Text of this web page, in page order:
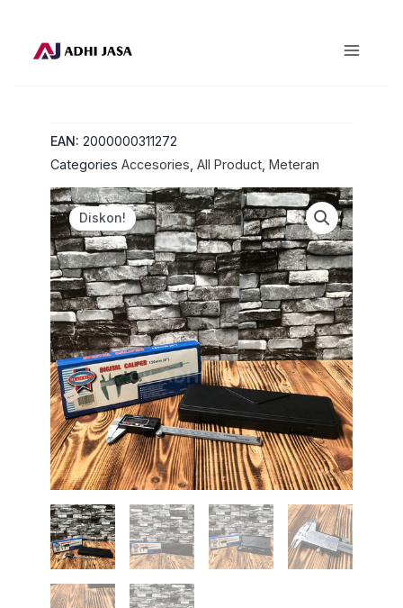
EAN: 2000000311272
Categories Accesories All Product Meteran
Diskon!